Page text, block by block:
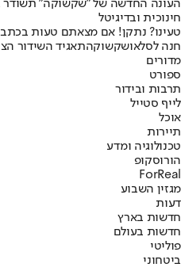
חינוכית ובדיגיטל
טעינו? נתקן! אם מצאתם טעות
חנה לסלאושקשוקהתאגיד השידור
מדורים
ספורט
תרבות ובידור
לייף סטייל
אוכל
תיירות
טכנולוגיה ומדע
הורוסקופ
ForReal
מגזין השבוע
דעות
חדשות בארץ
חדשות בעולם
פוליטי
ביטחוני